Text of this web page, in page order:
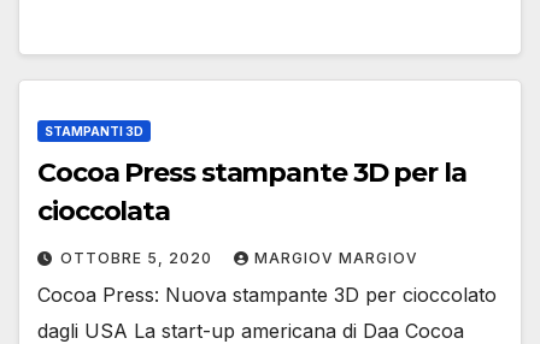
STAMPANTI 3D
Cocoa Press stampante 3D per la
cioccolata
OTTOBRE 5, 2020 MARGIOV MARGIOV
Cocoa Press: Nuova stampante 3D per cioccolato
dagli USA La start-up americana di Daa Cocoa